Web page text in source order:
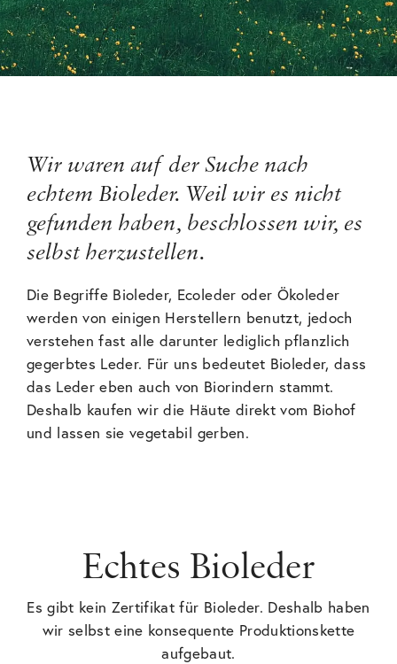
Wir waren auf der Suche nach
echtem Bioleder. Weil wir es nicht
gefunden haben, beschlossen wir, es
selbst herzustellen.
Die Begriffe Bioleder, Ecoleder oder Ökoleder
werden von einigen Herstellern benutzt, jedoch
verstehen fast alle darunter lediglich pflanzlich
gegerbtes Leder. Für uns bedeutet Bioleder, dass
das Leder eben auch von Biorindern stammt.
Deshalb kaufen wir die Häute direkt vom Biohof
und lassen sievegetabil gerben.
Echtes Bioleder
Es gibt kein Zertifikat für Bioleder. Deshalb haben
wir selbst eine konsequente Produktionskette
aufgebaut.